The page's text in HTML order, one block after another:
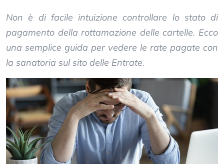
Non è di facile intuizione controllare lo stato di
pagamento della rottamazione delle cartelle. Ecco
una semplice guida per vedere le rate pagate con
la sanatoria sul sito delle Entrate.